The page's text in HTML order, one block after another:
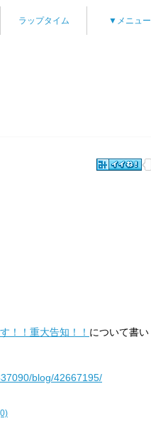
ラップタイム ▼メニュー
！！重大告知！！ について書い
blog/42667195/